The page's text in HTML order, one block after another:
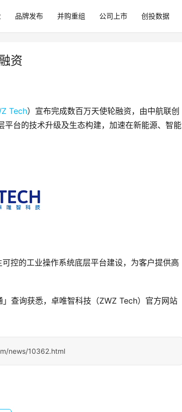
品牌发布 并购重组 公司上市 创投数据
资
Tech）宣布完成数百万天使轮融资，由中航联创
台的技术升级及生态构建，加速在新能源、智能
控的工业操作系统底层平台建设，为客户提供高
查询获悉，卓唯智科技（ZWZ Tech）官方网站
news/10362.html